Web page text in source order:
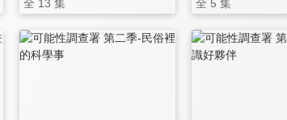
全 13 集 全 5 集